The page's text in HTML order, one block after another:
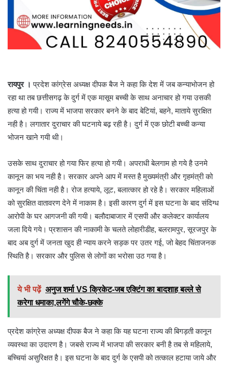
रायपुर । प्रदेश कांग्रेस अध्यक्ष दीपक बैज ने कहा कि देश में जब कन्याभोजन हो
रहा था तब छत्तीसगढ़ के दुर्ग में एक मासूम बच्ची के साथ अनाचार हो गया उसकी
हत्या हो गयी। राज्य में भाजपा सरकार बनने के बाद बेटियां, बहने, माताये सुरक्षित
नही है। लगातार दुराचार की घटनाये बढ़ रही है। दुर्ग में एक छोटी बच्ची कन्या
भोजन खाने गयी थी।
उसके साथ दुराचार हो गया फिर हत्या हो गयी। अपराधी बेलगाम हो गये है उनमे
कानून का भय नही है। सरकार अपने आप में मस्त है मुख्यमंत्री और गृहमंत्री को
कानून की चिंता नही है। रोज हत्याये, लूट, बलात्कार हो रहे है। सरकार महिलाओं
को सुरक्षित वातावरण देने में नाकाम है। इसी कारण दुर्ग में इस घटना के बाद संदिग्ध
आरोपी के घर आगजनी की गयी। बलौदाबाजार में एसपी और कलेक्टर कार्यालय
जला दिये गये। प्रशासन की नाकामी के चलते लोहारीडीह, बलरामपुर, सूरजपुर के
बाद अब दुर्ग में जनता खुद ही न्याय करने सड़क पर उतर गई, जो बेहद चिंताजनक
स्थिति है। सरकार और पुलिस से लोगों का भरोसा उठ गया है।
ये भी पढ़ें अनुज शर्मा VS क्रिकेट-जब एक्टिंग का बादशाह बल्ले से
करेगा धमाका,लगेंगे चौके-छक्के
प्रदेश कांग्रेस अध्यक्ष दीपक बैज ने कहा कि यह घटना राज्य की बिगड़ती कानून
व्यवस्था का उदारण है। जबसे राज्य में भाजपा की सरकार बनी है तब से महिलाये,
बच्चियां असुरिक्षत है। इस घटना के बाद दुर्ग के एसपी को तत्काल हटाया जाये और